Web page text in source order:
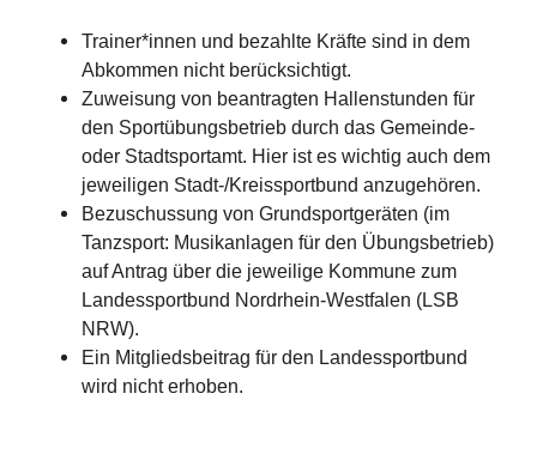
Trainer*innen und bezahlte Kräfte sind in dem
Abkommen nicht berücksichtigt.
Zuweisung von beantragten Hallenstunden für
den Sportübungsbetrieb durch das Gemeinde-
oder Stadtsportamt. Hier ist es wichtig auch dem
jeweiligen Stadt-/Kreissportbund anzugehören.
Bezuschussung von Grundsportgeräten (im
Tanzsport: Musikanlagen für den Übungsbetrieb)
auf Antrag über die jeweilige Kommune zum
Landessportbund Nordrhein-Westfalen (LSB
NRW).
Ein Mitgliedsbeitrag für den Landessportbund
wird nicht erhoben.